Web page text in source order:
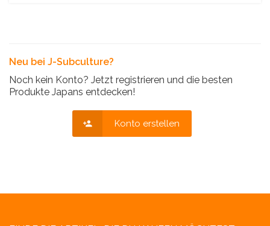
Neu bei J-Subculture?
Noch kein Konto? Jetzt registrieren und die besten
Produkte Japans entdecken!
Konto erstellen